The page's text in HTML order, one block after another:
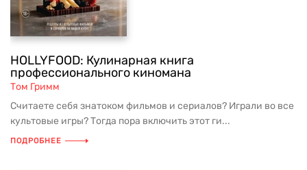
HOLLYFOOD: Кулинарная книга
профессионального киномана
Том Гримм
Считаете себя знатоком фильмов и сериалов? Играли во все
культовые игры? Тогда пора включить этот ги...
ПОДРОБНЕЕ